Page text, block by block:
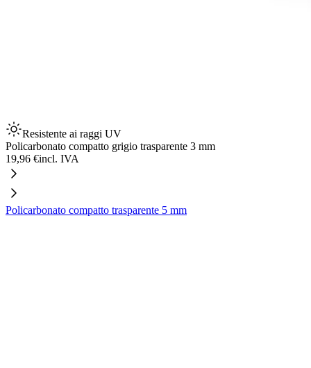
Resistente ai raggi UV
Policarbonato compatto grigio trasparente 3 mm
19,96 €incl. IVA
Policarbonato compatto trasparente 5 mm